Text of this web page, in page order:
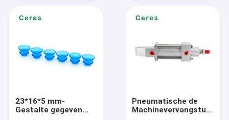
23*16*5 mm-
Gestalte gegeven
Pneumatische de
Machinevervangstukken